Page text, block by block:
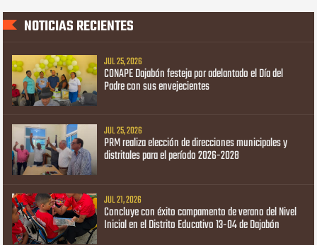
NOTICIAS RECIENTES
JUL 25, 2026
CONAPE Dajabón festeja por adelantado el Día del
Padre con sus envejecientes
JUL 25, 2026
PRM realiza elección de direcciones municipales y
distritales para el período 2026-2028
JUL 21, 2026
Concluye con éxito campamento de verano del Nivel
Inicial en el Distrito Educativo 13-04 de Dajabón